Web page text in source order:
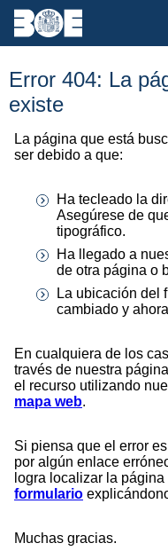
Error 404: La
existe
La página que está
ser debido a que:
Ha tecleado la
Asegúrese de
tipográfico.
Ha llegado a
de otra página o
La ubicación del
cambiado y
En cualquiera de los
través de nuestra
el recurso utilizando
mapa web.
Si piensa que el error
por algún enlace
logra localizar la
formulario
Muchas gracias.